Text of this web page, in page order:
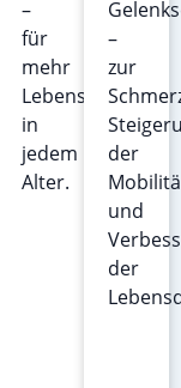
–
für
mehr
Lebensqualität
in
jedem
Alter.
–
zur
der
und
der